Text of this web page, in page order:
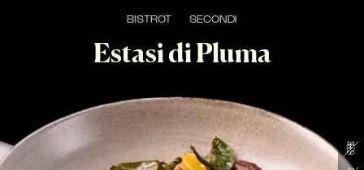
BISTROT SECONDI
Estasi di Pluma